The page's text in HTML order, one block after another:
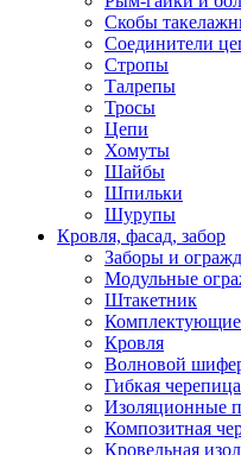
Скобы
Соединители
Стропы
Талрепы
Тросы
Цепи
Хомуты
Шайбы
Шпильки
Шурупы
Кровля, фасад, забор
Заборы и
Модульные
Штакетник
Комплектующие
Кровля
Волновой
Гибкая черепица
Изоляционные
Композитная
Кровельная